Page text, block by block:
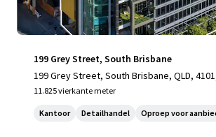
199 Grey Street, South Brisbane
199 Grey Street, South Brisbane, QLD,
11.825 vierkante meter
Kantoor Detailhandel Oproep voor